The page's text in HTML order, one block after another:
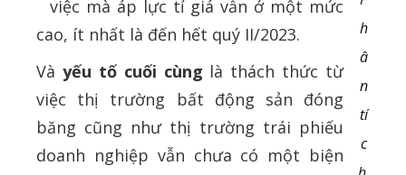
h
â
n
tí
c
việc mà áp lực tỉ giá vẫn ở một mức
cao, ít nhất là đến hết quý II/2023.
Và yếu tố cuối cùng là thách thức từ
việc thị trường bất động sản đóng
băng cũng như thị trường trái phiếu
doanh nghiệp vẫn chưa có một biện